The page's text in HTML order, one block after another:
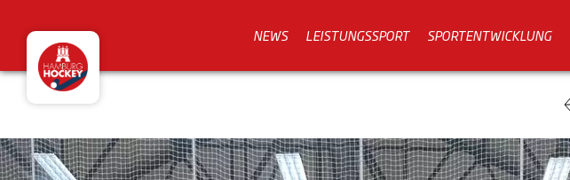
NEWS LEISTUNGSSPORT SPORTENTWICKLUNG